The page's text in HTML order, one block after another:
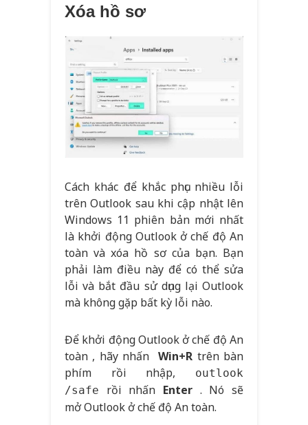
Xóa hồ sơ
Cách khác để khắc phục nhiều lỗi
trên Outlook sau khi cập nhật lên
Windows 11 phiên bản mới nhất
là khởi động Outlook ở chế độ An
toàn và xóa hồ sơ của bạn. Bạn
phải làm điều này để có thể sửa
lỗi và bắt đầu sử dụng lại Outlook
mà không gặp bất kỳ lỗi nào.
Để khởi động Outlook ở chế độ An
toàn , hãy nhấnWin+R trên bàn
phím rồi nhập,
outlook
/safe
rồi nhấn Enter . Nó sẽ
mở Outlook ở chế độ An toàn.